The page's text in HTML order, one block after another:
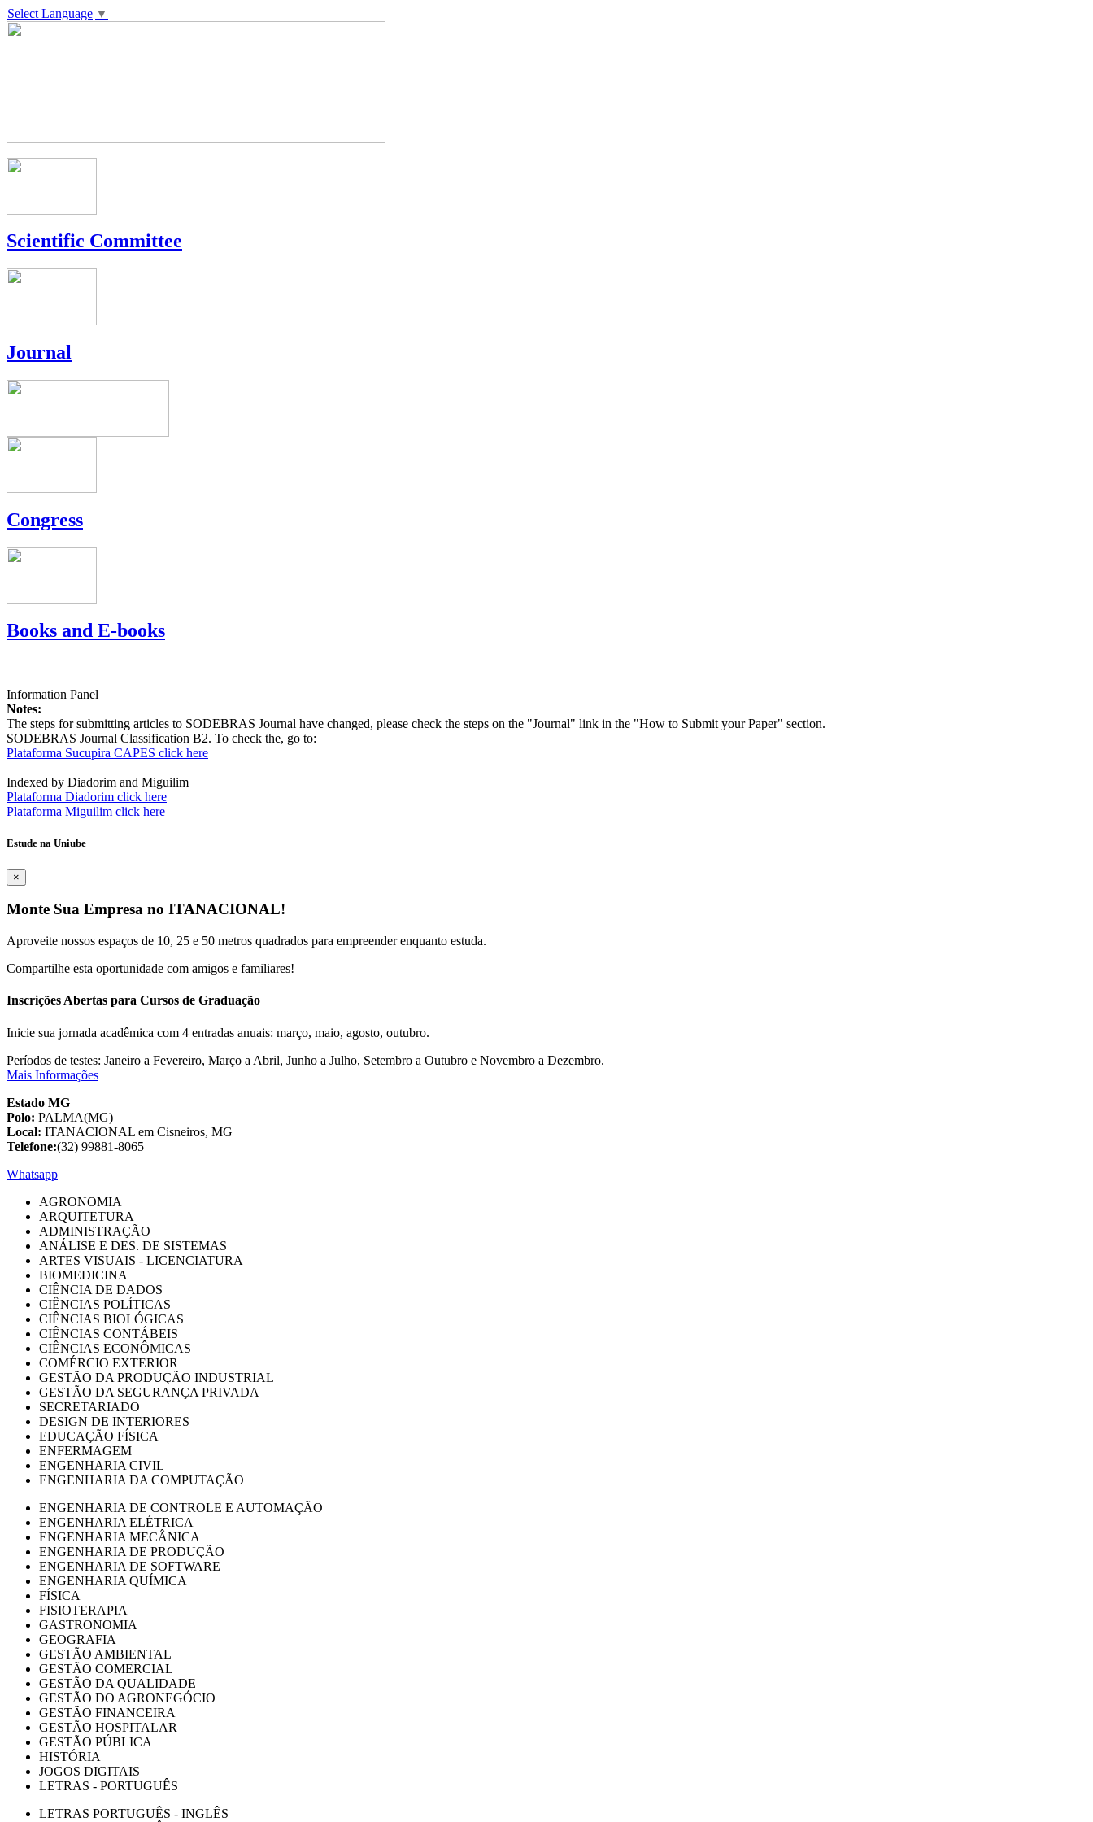
Select Language ▼
Scientific Committee
Journal
Congress
Books and E-books
Information Panel
Notes:
The steps for submitting articles to SODEBRAS Journal have changed, please check the steps on the "Journal" link in the "How to Submit your Paper" section.
SODEBRAS Journal Classification B2. To check the, go to:
Plataforma Sucupira CAPES click here
Indexed by Diadorim and Miguilim
Plataforma Diadorim click here
Plataforma Miguilim click here
Estude na Uniube
×
Monte Sua Empresa no ITANACIONAL!
Aproveite nossos espaços de 10, 25 e 50 metros quadrados para empreender enquanto estuda.
Compartilhe esta oportunidade com amigos e familiares!
Inscrições Abertas para Cursos de Graduação
Inicie sua jornada acadêmica com 4 entradas anuais: março, maio, agosto, outubro.
Períodos de testes: Janeiro a Fevereiro, Março a Abril, Junho a Julho, Setembro a Outubro e Novembro a Dezembro.
Mais Informações
Estado MG
Polo: PALMA(MG)
Local: ITANACIONAL em Cisneiros, MG
Telefone:(32) 99881-8065
Whatsapp
AGRONOMIA
ARQUITETURA
ADMINISTRAÇÃO
ANÁLISE E DES. DE SISTEMAS
ARTES VISUAIS - LICENCIATURA
BIOMEDICINA
CIÊNCIA DE DADOS
CIÊNCIAS POLÍTICAS
CIÊNCIAS BIOLÓGICAS
CIÊNCIAS CONTÁBEIS
CIÊNCIAS ECONÔMICAS
COMÉRCIO EXTERIOR
GESTÃO DA PRODUÇÃO INDUSTRIAL
GESTÃO DA SEGURANÇA PRIVADA
SECRETARIADO
DESIGN DE INTERIORES
EDUCAÇÃO FÍSICA
ENFERMAGEM
ENGENHARIA CIVIL
ENGENHARIA DA COMPUTAÇÃO
ENGENHARIA DE CONTROLE E AUTOMAÇÃO
ENGENHARIA ELÉTRICA
ENGENHARIA MECÂNICA
ENGENHARIA DE PRODUÇÃO
ENGENHARIA DE SOFTWARE
ENGENHARIA QUÍMICA
FÍSICA
FISIOTERAPIA
GASTRONOMIA
GEOGRAFIA
GESTÃO AMBIENTAL
GESTÃO COMERCIAL
GESTÃO DA QUALIDADE
GESTÃO DO AGRONEGÓCIO
GESTÃO FINANCEIRA
GESTÃO HOSPITALAR
GESTÃO PÚBLICA
HISTÓRIA
JOGOS DIGITAIS
LETRAS - PORTUGUÊS
LETRAS PORTUGUÊS - INGLÊS